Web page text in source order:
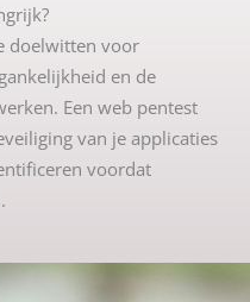
doelwitten voor
en de
Een web pentest
van je applicaties
voordat